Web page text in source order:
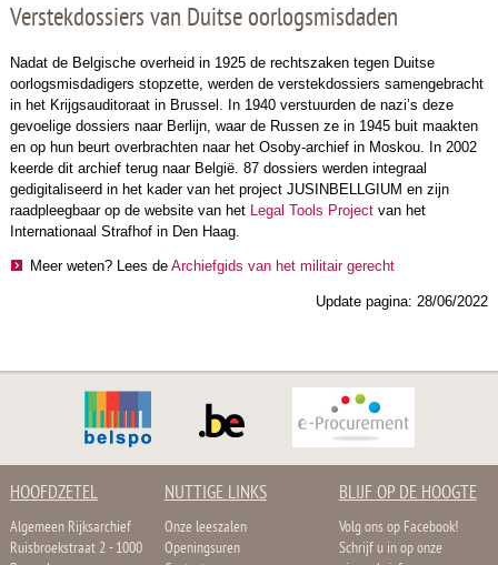
Verstekdossiers van Duitse oorlogsmisdaden
Nadat de Belgische overheid in 1925 de rechtszaken tegen Duitse
oorlogsmisdadigers stopzette, werden de verstekdossiers samengebracht
in het Krijgsauditoraat in Brussel. In 1940 verstuurden de nazi’s deze
gevoelige dossiers naar Berlijn, waar de Russen ze in 1945 buit maakten
en op hun beurt overbrachten naar het Osoby-archief in Moskou. In 2002
keerde dit archief terug naar België. 87 dossiers werden integraal
gedigitaliseerd in het kader van het project JUSINBELLGIUM en zijn
raadpleegbaar op de website van het Legal Tools Projectvan het
Internationaal Strafhof in Den Haag.
Meer weten? Lees de Archiefgids van het militair gerecht
Update pagina: 28/06/2022
HOOFDZETEL
Algemeen Rijksarchief
Ruisbroekstraat 2 - 1000
NUTTIGE LINKS
Onze leeszalen
Openingsuren
BLIJF OP DE HOOGTE
Volg ons op Facebook!
Schrijf u in op onze